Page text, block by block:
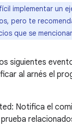
implementar un
pero te
que se
siguientes
al arnés el
Notifica el